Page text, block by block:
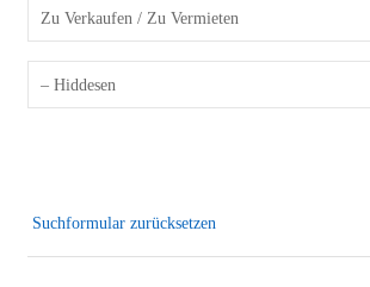
Suchformular zurücksetzen